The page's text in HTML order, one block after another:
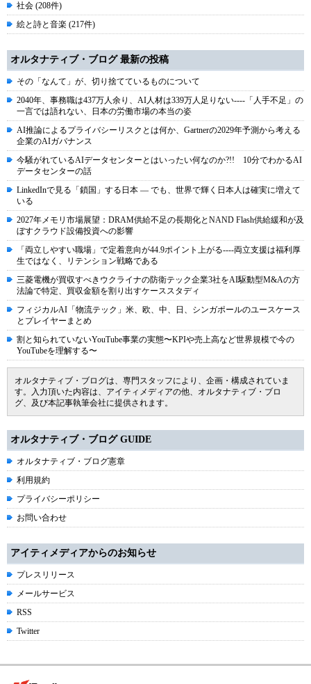
社会 (208件)
絵と詩と音楽 (217件)
オルタナティブ・ブログ 最新の投稿
その「なんて」が、切り捨てているものについて
2040年、事務職は437万人余り、AI人材は339万人足りない----「人手不足」の
一言では語れない、日本の労働市場の本当の姿
AI推論によるプライバシーリスクとは何か、Gartnerの2029年予測から考える
企業のAIガバナンス
今騒がれているAIデータセンターとはいったい何なのか?!! 10分でわかるAI
データセンターの話
LinkedInで見る「鎖国」する日本 ― でも、世界で輝く日本人は確実に増えて
いる
2027年メモリ市場展望：DRAM供給不足の長期化とNAND Flash供給緩和が及
ぼすクラウド設備投資への影響
「両立しやすい職場」で定着意向が44.9ポイント上がる----両立支援は福利厚
生ではなく、リテンション戦略である
三菱電機が買収すべきウクライナの防衛テック企業3社をAI駆動型M&Aの方
法論で特定、買収金額を割り出すケーススタディ
フィジカルAI「物流テック」米、欧、中、日、シンガポールのユースケース
とプレイヤーまとめ
割と知られていないYouTube事業の実態〜KPIや売上高など世界規模で今の
YouTubeを理解する〜
オルタナティブ・ブログは、専門スタッフにより、企画・構成されていま
す。入力頂いた内容は、アイティメディアの他、オルタナティブ・ブロ
グ、及び本記事執筆会社に提供されます。
オルタナティブ・ブログ GUIDE
オルタナティブ・ブログ憲章
利用規約
プライバシーポリシー
お問い合わせ
アイティメディアからのお知らせ
プレスリリース
メールサービス
RSS
Twitter